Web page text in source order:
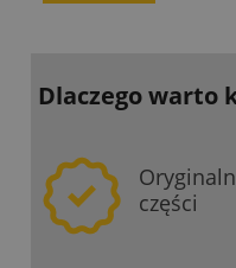
Dlaczego warto
części